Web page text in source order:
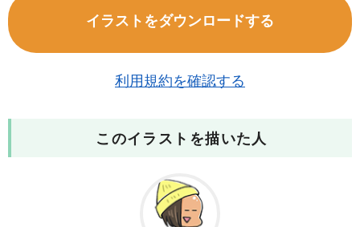
イラストをダウンロードする
利用規約を確認する
このイラストを描いた人